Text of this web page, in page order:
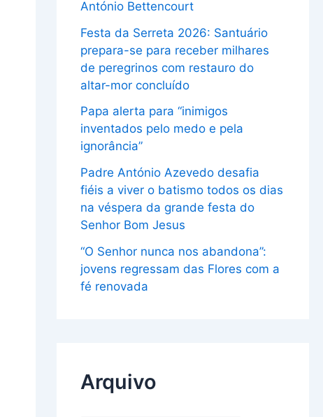
António Bettencourt
Festa da Serreta 2026: Santuário
prepara-se para receber milhares
de peregrinos com restauro do
altar-mor concluído
Papa alerta para “inimigos
inventados pelo medo e pela
ignorância”
Padre António Azevedo desafia
fiéis a viver o batismo todos os dias
na véspera da grande festa do
Senhor Bom Jesus
“O Senhor nunca nos abandona”:
jovens regressam das Flores com a
fé renovada
Arquivo